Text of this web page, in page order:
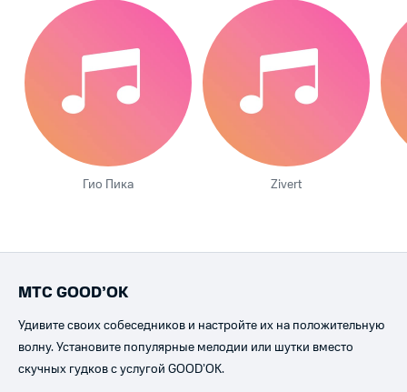
Гио Пика Zivert
МТС GOOD’OK
Удивите своих собеседников и настройте их на положительную
волну. Установите популярные мелодии или шутки вместо
скучных гудков с услугой GOOD’OK.